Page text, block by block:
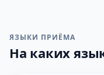
ЯЗЫКИ ПРИЁМА
На каких